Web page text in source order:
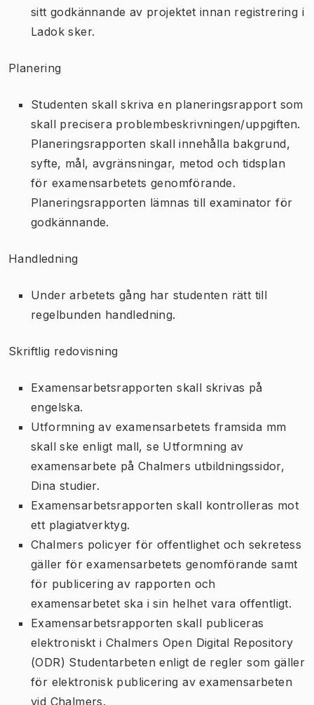
sitt godkännande av projektet innan registrering i
Ladok sker.
Planering
Studenten skall skriva en planeringsrapport som
skall precisera problembeskrivningen/uppgiften.
Planeringsrapporten skall innehålla bakgrund,
syfte, mål, avgränsningar, metod och tidsplan
för examensarbetets genomförande.
Planeringsrapporten lämnas till examinator för
godkännande.
Handledning
Under arbetets gång har studenten rätt till
regelbunden handledning.
Skriftlig redovisning
Examensarbetsrapporten skall skrivas på
engelska.
Utformning av examensarbetets framsida mm
skall ske enligt mall, se Utformning av
examensarbete på Chalmers utbildningssidor,
Dina studier.
Examensarbetsrapporten skall kontrolleras mot
ett plagiatverktyg.
Chalmers policyer för offentlighet och sekretess
gäller för examensarbetets genomförande samt
för publicering av rapporten och
examensarbetet ska i sin helhet vara offentligt.
Examensarbetsrapporten skall publiceras
elektroniskt i Chalmers Open Digital Repository
(ODR) Studentarbeten enligt de regler som gäller
för elektronisk publicering av examensarbeten
vid Chalmers.